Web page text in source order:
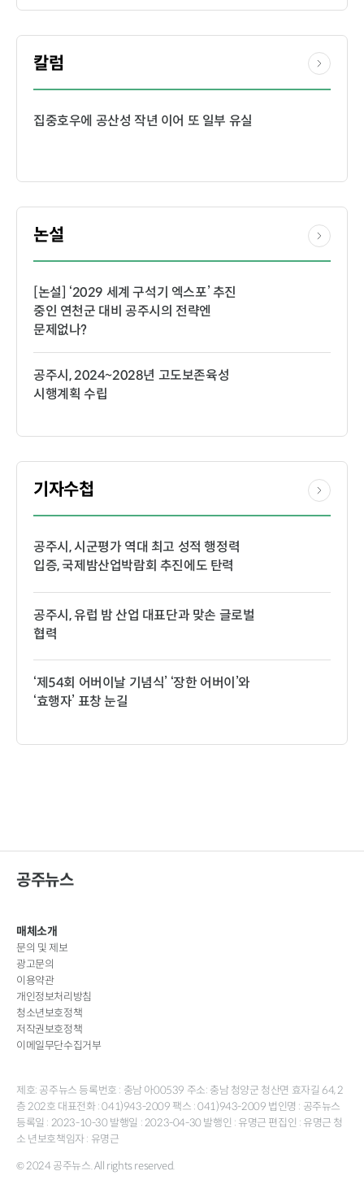
칼럼
집중호우에 공산성 작년 이어 또 일부 유실
논설
[논설] ‘2029 세계 구석기 엑스포’ 추진
중인 연천군 대비 공주시의 전략엔
문제없나?
공주시, 2024~2028년 고도보존육성
시행계획 수립
기자수첩
공주시, 시군평가 역대 최고 성적 행정력
입증, 국제밤산업박람회 추진에도 탄력
공주시, 유럽 밤 산업 대표단과 맞손 글로벌
협력
‘제54회 어버이날 기념식’ ‘장한 어버이’와
‘효행자’ 표창 눈길
공주뉴스
매체소개
문의 및 제보
광고문의
이용약관
개인정보처리방침
청소년보호정책
저작권보호정책
이메일무단수집거부
제호: 공주뉴스 등록번호 : 충남 아00539 주소: 충남 청양군 청산면 효자길 64, 2
층 202호 대표전화 : 041)943-2009 팩스 : 041)943-2009 법인명 : 공주뉴스
등록일 : 2023-10-30 발행일 : 2023-04-30 발행인 : 유명근 편집인 : 유명근 청
소 년보호책임자 : 유명근
© 2024 공주뉴스. All rights reserved.